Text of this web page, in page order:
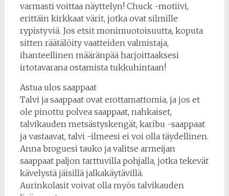
varmasti voittaa näyttelyn! Chuck -motiivi,
erittäin kirkkaat värit, jotka ovat silmille
rypistyviä. Jos etsit monimuotoisuutta, koputa
sitten räätälöity vaatteiden valmistaja,
ihanteellinen määränpää harjoittaaksesi
irtotavarana ostamista tukkuhintaan!
Astua ulos saappaat
Talvi ja saappaat ovat erottamattomia, ja jos et
ole pinottu polvea saappaat, nahkaiset,
talvikauden metsästyskengät, karibu -saappaat
ja vastaavat, talvi -ilmeesi ei voi olla täydellinen.
Anna broguesi tauko ja valitse armeijan
saappaat paljon tarttuvilla pohjalla, jotka tekevät
kävelystä jäisillä jalkakäytävillä.
Aurinkolasit voivat olla myös talvikauden